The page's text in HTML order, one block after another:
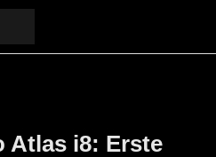
Atlas i8: Erste